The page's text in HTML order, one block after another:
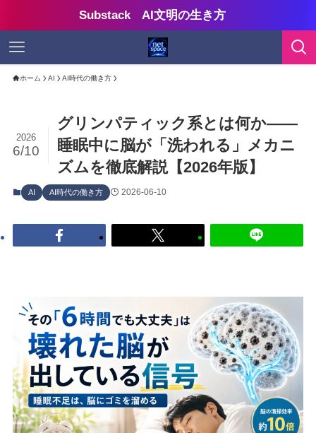
Substack AI文明の生き方
ホーム AI AI時代の働き方
グリンパティック系とは何か——
睡眠中に脳が「洗われる」メカニ
ズムを徹底解説【2026年版】
2026
6/10
AI AI時代の働き方 2026-06-10